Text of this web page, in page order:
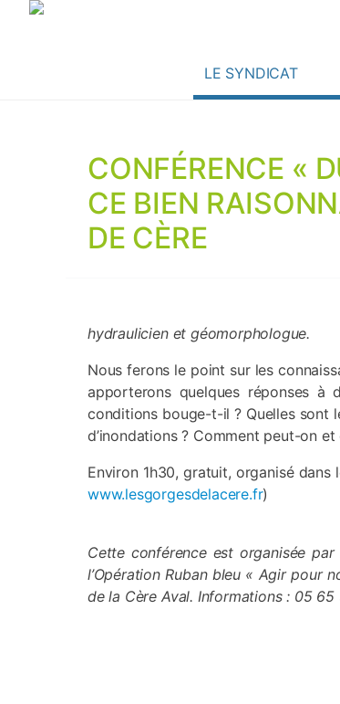
LE SYNDICAT
CONFÉRENCE «
CE BIEN
DE CÈRE
hydraulicien et géomorphologue.
Nous ferons le point sur les
apporterons quelques réponses à
conditions bouge-t-il ? Quelles sont
d’inondations ? Comment peut-on
Environ 1h30, gratuit, organisé
www.lesgorgesdelacere.fr)
Cette conférence est organisée
l’Opération Ruban bleu « Agir pour
de la Cère Aval. Informations: 05 65